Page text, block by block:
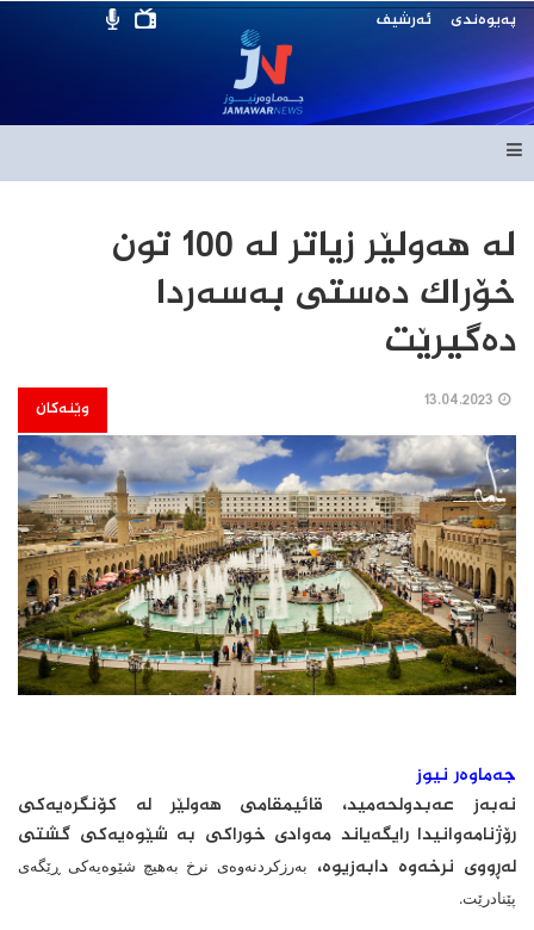
پەیوەندی ئەرشیف
له‌ هه‌ولێر زیاتر له‌ 100 تون
خۆراك ده‌ستی به‌سه‌ردا
ده‌گیرێت
وێنەکان
جەماوەر نیوز
نه‌به‌ز عه‌بدولحه‌مید، قائیمقامی هه‌ولێر له‌ كۆنگره‌یه‌كی
رۆژنامه‌وانیدا رایگه‌یاند مه‌وادی خوراكی به‌ شێوه‌یه‌كی گشتی
له‌ڕووی نرخه‌وه‌ دابه‌زیوه‌، به‌رزكردنه‌وه‌ی نرخ به‌هیچ شێوه‌یه‌كی ڕێگه‌ی
پێنادرێت.